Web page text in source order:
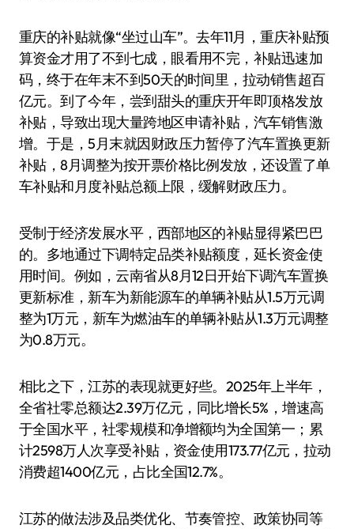
重庆的补贴就像“坐过山车”。去年11月，重庆补贴预
算资金才用了不到七成，眼看用不完，补贴迅速加
码，终于在年末不到50天的时间里，拉动销售超百
亿元。到了今年，尝到甜头的重庆开年即顶格发放
补贴，导致出现大量跨地区申请补贴，汽车销售激
增。于是，5月末就因财政压力暂停了汽车置换更新
补贴，8月调整为按开票价格比例发放，还设置了单
车补贴和月度补贴总额上限，缓解财政压力。
受制于经济发展水平，西部地区的补贴显得紧巴巴
的。多地通过下调特定品类补贴额度，延长资金使
用时间。例如，云南省从8月12日开始下调汽车置换
更新标准，新车为新能源车的单辆补贴从1.5万元调
整为1万元，新车为燃油车的单辆补贴从1.3万元调整
为0.8万元。
相比之下，江苏的表现就更好些。2025年上半年，
全省社零总额达2.39万亿元，同比增长5%，增速高
于全国水平，社零规模和净增额均为全国第一；累
计2598万人次享受补贴，资金使用173.77亿元，拉动
消费超1400亿元，占比全国12.7%。
江苏的做法涉及品类优化、节奏管控、政策协同等